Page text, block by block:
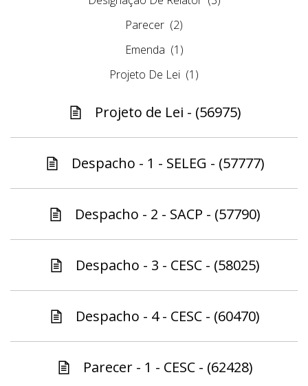
Parecer (2)
Emenda (1)
Projeto De Lei (1)
Projeto de Lei - (56975)
Despacho - 1 - SELEG - (57777)
Despacho - 2 - SACP - (57790)
Despacho - 3 - CESC - (58025)
Despacho - 4 - CESC - (60470)
Parecer - 1 - CESC - (62428)